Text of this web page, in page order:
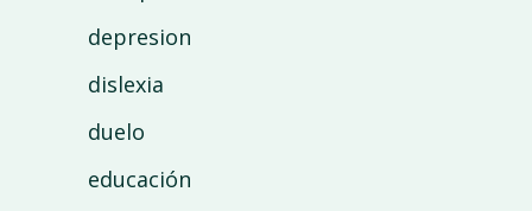
depresion
dislexia
duelo
educación